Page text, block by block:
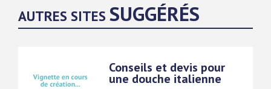
AUTRES SITES SUGGÉRÉS
Conseils et devis pour
une douche italienne